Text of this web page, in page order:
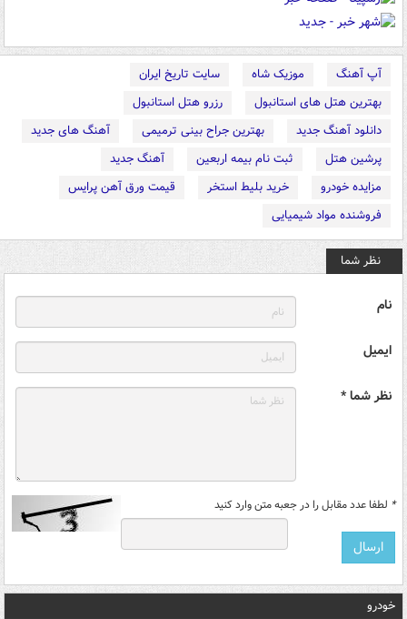
آپ آهنگ موزیک شاه
سایت تاریخ ایران
بهترین هتل های استانبول
رزرو هتل استانبول
دانلود آهنگ جدید
بهترین جراح بینی ترمیمی
آهنگ های جدید
پرشین هتل
ثبت نام بیمه اربعین
آهنگ جدید
مزایده خودرو
خرید بلیط استخر
قیمت ورق آهن پرایس
فروشنده مواد شیمیایی
نظر شما
نام
ایمیل
نظر شما *
* لطفا عدد مقابل را در جعبه متن وارد کنید
خودرو